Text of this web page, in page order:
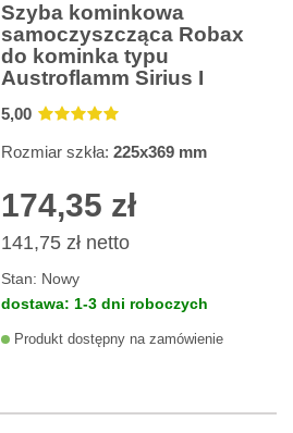
Szyba kominkowa
samoczyszcząca Robax
do kominka typu
Austroflamm Sirius I
5,00
Rozmiar szkła: 225x369 mm
174,35 zł
141,75 zł netto
Stan: Nowy
dostawa: 1-3 dni roboczych
Produkt dostępny na zamówienie